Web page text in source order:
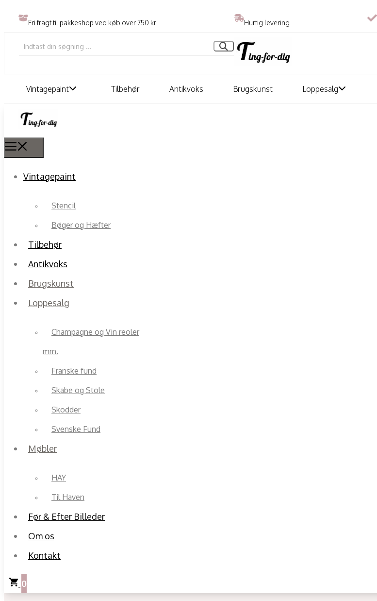
Fri fragt til pakkeshop ved køb over 750 kr Hurtig levering
Vintagepaint Tilbehør Antikvoks Brugskunst Loppesalg
Vintagepaint
Stencil
Bøger og Hæfter
Tilbehør
Antikvoks
Brugskunst
Loppesalg
Champagne og Vin reoler
mm.
Franske fund
Skabe og Stole
Skodder
Svenske Fund
Møbler
HAY
Til Haven
Før & Efter Billeder
Om os
Kontakt
0